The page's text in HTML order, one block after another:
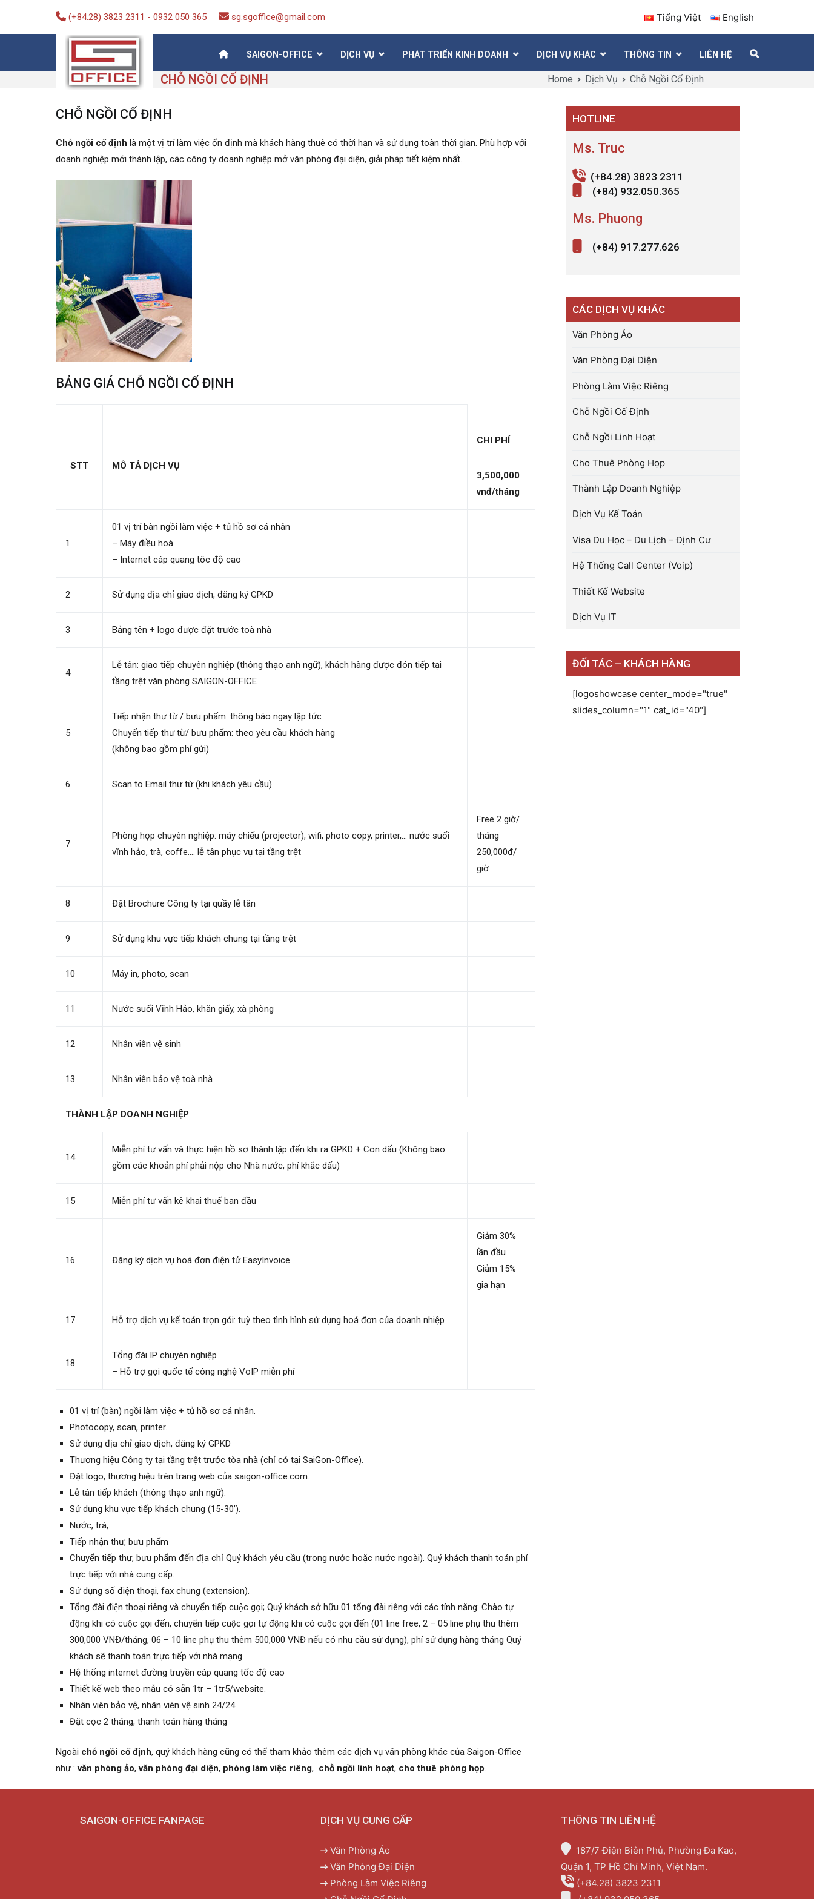
(+84.28) 3823 2311 - 0932 050 365 sg.sgoffice@gmail.com Tiếng Việt English
Saigon-Office
Saving Is Solution
SAIGON-OFFICE DỊCH VỤ PHÁT TRIỂN KINH DOANH DỊCH VỤ KHÁC THÔNG TIN LIÊN HỆ
CHỖ NGỒI CỐ ĐỊNH Home Dịch Vụ Chỗ Ngồi Cố Định
CHỖ NGỒI CỐ ĐỊNH
Chỗ ngồi cố định là một vị trí làm việc ổn định mà khách hàng thuê có thời hạn và sử dụng toàn thời gian. Phù hợp với
doanh nghiệp mới thành lập, các công ty doanh nghiệp mở văn phòng đại diện, giải pháp tiết kiệm nhất.
BẢNG GIÁ CHỖ NGỒI CỐ ĐỊNH
STT MÔ TẢ DỊCH VỤ
CHI PHÍ
3,500,000
vnđ/tháng
1
01 vị trí bàn ngồi làm việc + tủ hồ sơ cá nhân
– Máy điều hoà
– Internet cáp quang tôc độ cao
2 Sử dụng địa chỉ giao dịch, đăng ký GPKD
3 Bảng tên + logo được đặt trước toà nhà
4
Lễ tân: giao tiếp chuyên nghiệp (thông thạo anh ngữ), khách hàng được đón tiếp tại
tầng trệt văn phòng SAIGON-OFFICE
5
Tiếp nhận thư từ / bưu phẩm: thông báo ngay lập tức
Chuyển tiếp thư từ/ bưu phẩm: theo yêu cầu khách hàng
(không bao gồm phí gửi)
6 Scan to Email thư từ (khi khách yêu cầu)
7
Phòng họp chuyên nghiệp: máy chiếu (projector), wifi, photo copy, printer,… nước suối
vĩnh hảo, trà, coffe…. lễ tân phục vụ tại tầng trệt
Free 2 giờ/
tháng
250,000đ/
giờ
8 Đặt Brochure Công ty tại quầy lễ tân
9 Sử dụng khu vực tiếp khách chung tại tầng trệt
10 Máy in, photo, scan
11 Nước suối Vĩnh Hảo, khăn giấy, xà phòng
12 Nhân viên vệ sinh
13 Nhân viên bảo vệ toà nhà
THÀNH LẬP DOANH NGHIỆP
14
Miễn phí tư vấn và thực hiện hồ sơ thành lập đến khi ra GPKD + Con dấu (Không bao
gồm các khoản phí phải nộp cho Nhà nước, phí khắc dấu)
15 Miễn phí tư vấn kê khai thuế ban đầu
16 Đăng ký dịch vụ hoá đơn điện tử EasyInvoice
Giảm 30%
lần đầu
Giảm 15%
gia hạn
17 Hỗ trợ dịch vụ kế toán trọn gói: tuỳ theo tình hình sử dụng hoá đơn của doanh nhiệp
18
Tổng đài IP chuyên nghiệp
– Hỗ trợ gọi quốc tế công nghệ VoIP miễn phí
01 vị trí (bàn) ngồi làm việc + tủ hồ sơ cá nhân.
Photocopy, scan, printer.
Sử dụng địa chỉ giao dịch, đăng ký GPKD
Thương hiệu Công ty tại tầng trệt trước tòa nhà (chỉ có tại SaiGon-Office).
Đặt logo, thương hiệu trên trang web của saigon-office.com.
Lễ tân tiếp khách (thông thạo anh ngữ).
Sử dụng khu vực tiếp khách chung (15-30’).
Nước, trà,
Tiếp nhận thư, bưu phẩm
Chuyển tiếp thư, bưu phẩm đến địa chỉ Quý khách yêu cầu (trong nước hoặc nước ngoài). Quý khách thanh toán phí
trực tiếp với nhà cung cấp.
Sử dụng số điện thoại, fax chung (extension).
Tổng đài điện thoại riêng và chuyển tiếp cuộc gọi; Quý khách sở hữu 01 tổng đài riêng với các tính năng: Chào tự
động khi có cuộc gọi đến, chuyển tiếp cuộc gọi tự động khi có cuộc gọi đến (01 line free, 2 – 05 line phụ thu thêm
300,000 VNĐ/tháng, 06 – 10 line phụ thu thêm 500,000 VNĐ nếu có nhu cầu sử dụng), phí sử dụng hàng tháng Quý
khách sẽ thanh toán trực tiếp với nhà mạng.
Hệ thống internet đường truyền cáp quang tốc độ cao
Thiết kế web theo mẫu có sẵn 1tr – 1tr5/website.
Nhân viên bảo vệ, nhân viên vệ sinh 24/24
Đặt cọc 2 tháng, thanh toán hàng tháng
Ngoài chỗ ngồi cố định, quý khách hàng cũng có thể tham khảo thêm các dịch vụ văn phòng khác của Saigon-Office
như :văn phòng ảo,văn phòng đại diện, phòng làm việc riêng, chỗ ngồi linh hoạt, cho thuê phòng họp.
HOTLINE
Ms. Truc
(+84.28) 3823 2311
(+84) 932.050.365
Ms. Phuong
(+84) 917.277.626
CÁC DỊCH VỤ KHÁC
Văn Phòng Ảo
Văn Phòng Đại Diện
Phòng Làm Việc Riêng
Chỗ Ngồi Cố Định
Chỗ Ngồi Linh Hoạt
Cho Thuê Phòng Họp
Thành Lập Doanh Nghiệp
Dịch Vụ Kế Toán
Visa Du Học – Du Lịch – Định Cư
Hệ Thống Call Center (Voip)
Thiết Kế Website
Dịch Vụ IT
ĐỐI TÁC – KHÁCH HÀNG
[logoshowcase center_mode="true"
slides_column="1" cat_id="40"]
SAIGON-OFFICE FANPAGE DỊCH VỤ CUNG CẤP
Văn Phòng Ảo
Văn Phòng Đại Diện
Phòng Làm Việc Riêng
THÔNG TIN LIÊN HỆ
187/7 Điện Biên Phủ, Phường Đa Kao,
Quận 1, TP Hồ Chí Minh, Việt Nam.
(+84.28) 3823 2311